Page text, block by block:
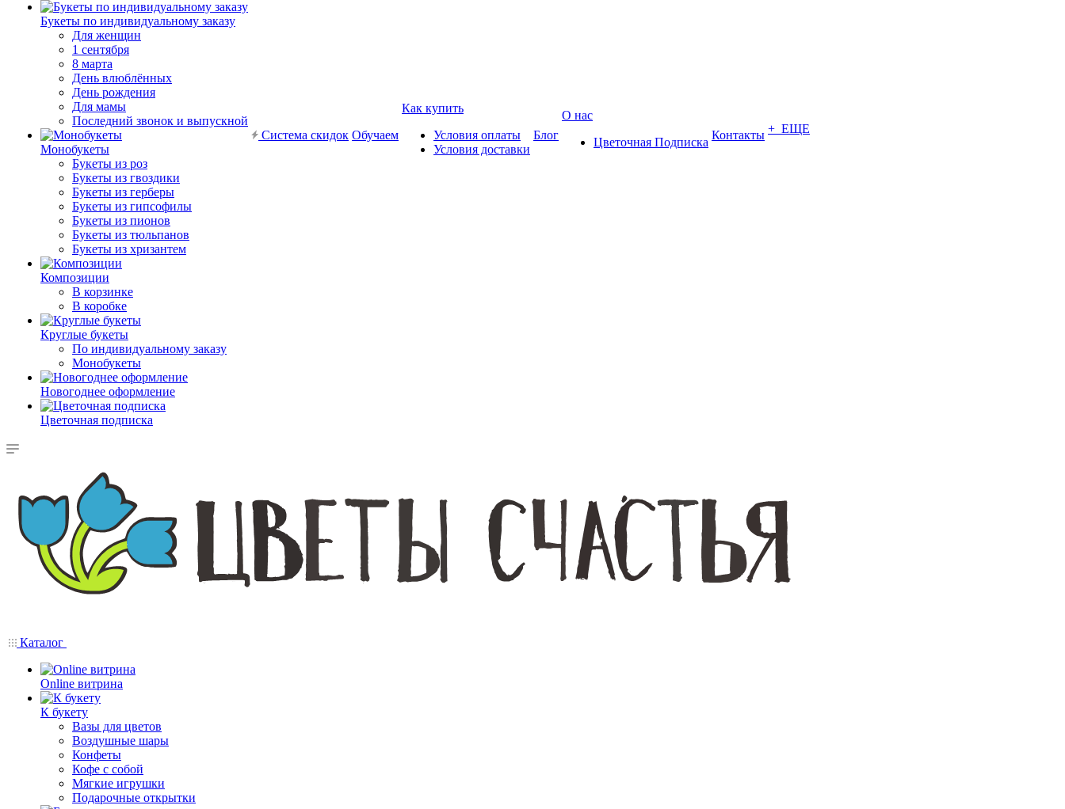
Букеты по индивидуальному заказу
Для женщин
1 сентября
8 марта
День влюблённых
День рождения
Для мамы
Последний звонок и выпускной
Монобукеты
Букеты из роз
Букеты из гвоздики
Букеты из герберы
Букеты из гипсофилы
Букеты из пионов
Букеты из тюльпанов
Букеты из хризантем
Композиции
В корзинке
В коробке
Круглые букеты
По индивидуальному заказу
Монобукеты
Новогоднее оформление
Цветочная подписка
Система скидок Обучаем
Как купить
Условия оплаты
Условия доставки
Блог
О нас
Цветочная Подписка
Контакты + ЕЩЕ
Каталог
Online витрина
К букету
Вазы для цветов
Воздушные шары
Конфеты
Кофе с собой
Мягкие игрушки
Подарочные открытки